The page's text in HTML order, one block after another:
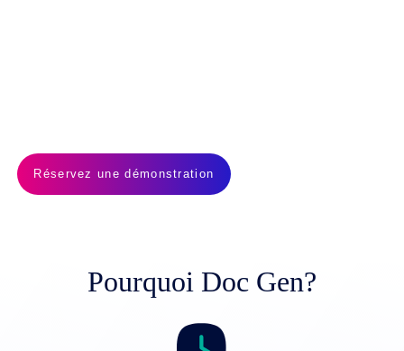
Réservez une démonstration
Pourquoi Doc Gen?